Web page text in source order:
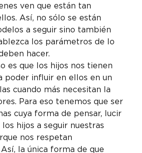
ven que están tan
Así, no sólo se están
a seguir sino también
los parámetros de lo
hacer.
es que los hijos nos tienen
poder influir en ellos en un
cuando más necesitan la
Para eso tenemos que ser
cuya forma de pensar, lucir
hijos a seguir nuestras
nos respetan
la única forma de que